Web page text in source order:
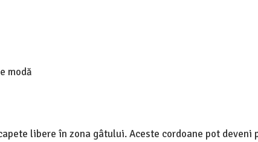
modă
libere în zona gâtului. Aceste cordoane pot deveni